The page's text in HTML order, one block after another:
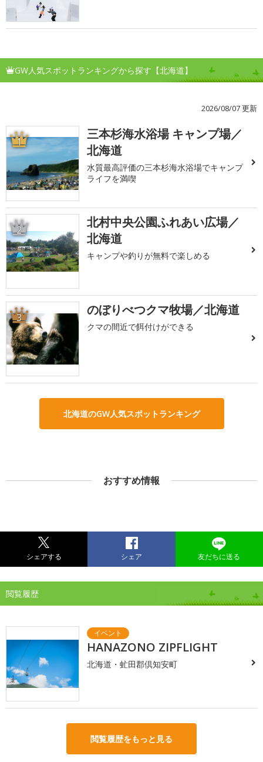
GW人気スポットランキングから探す【北海道】
2026/08/07 更新
1
三本杉海水浴場 キャンプ場／
北海道
水質最高評価の三本杉海水浴場でキャンプ
ライフを満喫
2
北村中央公園ふれあい広場／
北海道
キャンプや釣りが無料で楽しめる
3 のぼりべつクマ牧場／北海道
クマの間近で餌付けができる
北海道のGW人気スポットランキング
おすすめ情報
シェアする シェア 友だちに送る
閲覧履歴
HANAZONO ZIPFLIGHT
北海道・虻田郡倶知安町
閲覧履歴をもっと見る